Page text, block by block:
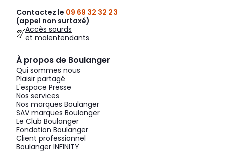
Contactez le 09 69 32 32 23
(appel non surtaxé)
Accès sourds
et malentendants
À propos de Boulanger
Qui sommes nous
Plaisir partagé
L'espace Presse
Nos services
Nos marques Boulanger
SAV marques Boulanger
Le Club Boulanger
Fondation Boulanger
Client professionnel
Boulanger INFINITY